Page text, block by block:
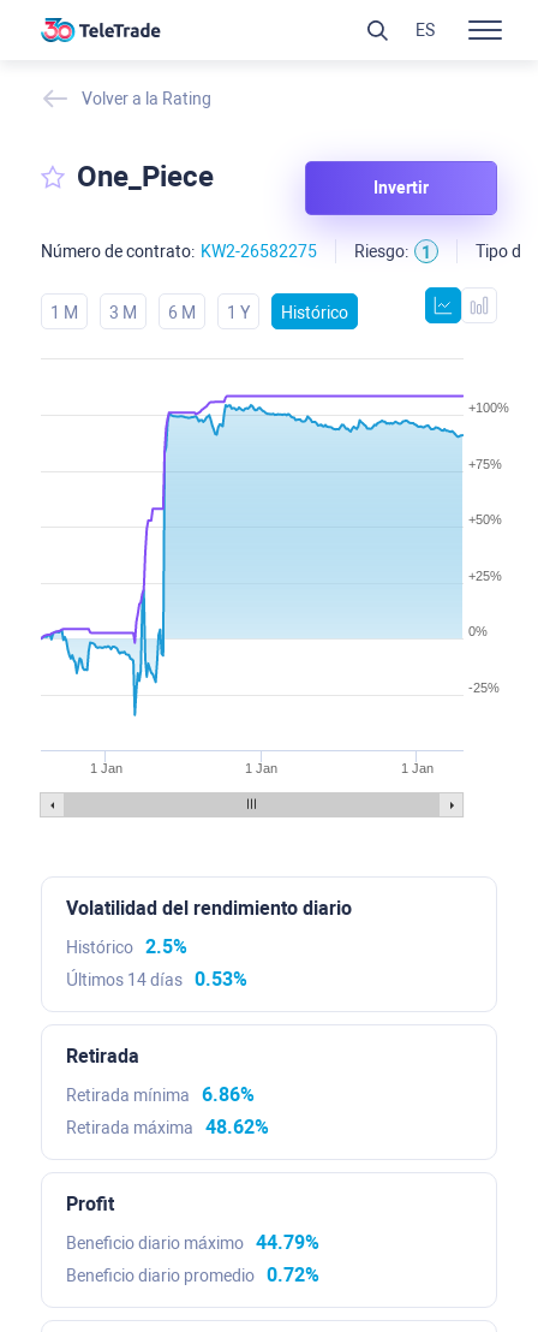
Volver a la Rating
One_Piece Invertir
Número de contrato: KW2-26582275 Riesgo: 1 Tipo de
1 M 3 M 6 M 1 Y Histórico
1 Jan 1 Jan 1 Jan
-25%
0%
+25%
+50%
+75%
+100%
Volatilidad del rendimiento diario
Histórico 2.5%
Últimos 14 días 0.53%
Retirada
Retirada mínima 6.86%
Retirada máxima 48.62%
Profit
Beneficio diario máximo 44.79%
Beneficio diario promedio 0.72%
ES